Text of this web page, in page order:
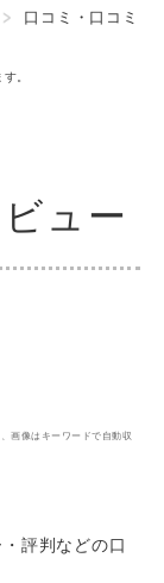
口コミ・口コミ
。
ュー
画像はキーワードで自動収
評判などの口